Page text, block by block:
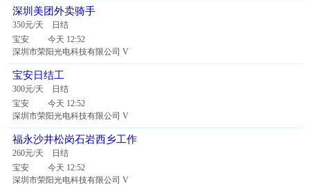
深圳美团外卖骑手
350元/天 日结
宝安 今天 12:52
深圳市荣阳光电科技有限公司 V
宝安日结工
300元/天 日结
宝安 今天 12:52
深圳市荣阳光电科技有限公司 V
福永沙井松岗石岩西乡工作
260元/天 日结
宝安 今天 12:52
深圳市荣阳光电科技有限公司 V